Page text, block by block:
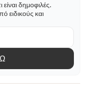
δημοφιλές.
ειδικούς και